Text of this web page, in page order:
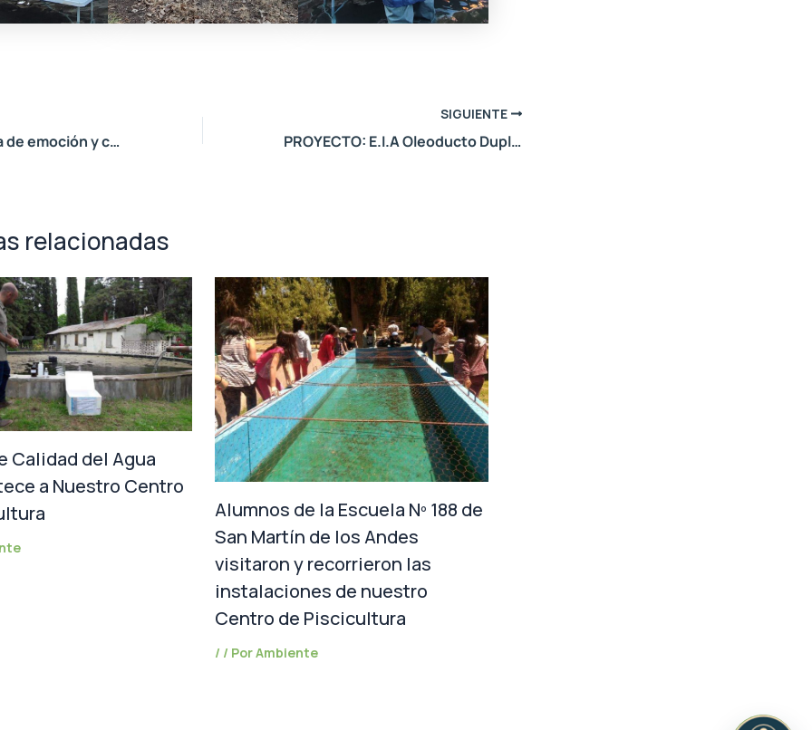
Una jornada llena de emoción y compromiso
SIGUIENTE
PROYECTO: E.I.A Oleoducto Duplicar Norte
relacionadas
Calidad del Agua
a Nuestro Centro
Alumnos de la Escuela Nº 188 de
San Martín de los Andes
visitaron y recorrieron las
instalaciones de nuestro
Centro de Piscicultura
/ / PorAmbiente